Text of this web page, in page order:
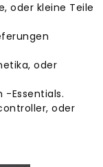
oder kleine Teile
oder
-Essentials.
oder